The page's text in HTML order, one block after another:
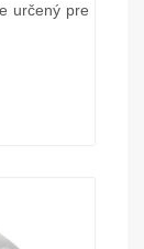
určený pre